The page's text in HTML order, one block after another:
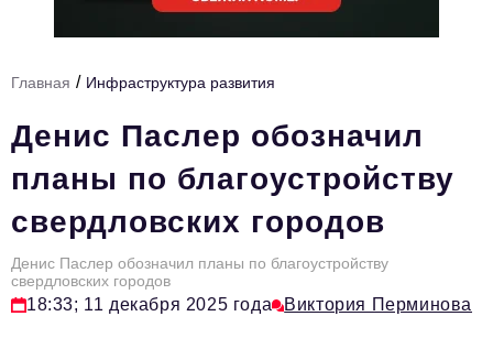
Инфраструктура развития
Технологии и тренды
Ниши и рынки
Цитаты
Туризм
Новости
Главная / Инфраструктура развития
Денис Паслер обозначил
планы по благоустройству
свердловских городов
Денис Паслер обозначил планы по благоустройству
свердловских городов
18:33; 11 декабря 2025 года Виктория Перминова